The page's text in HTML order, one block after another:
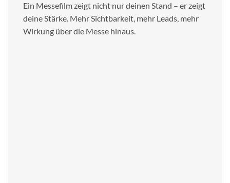
Ein Messefilm zeigt nicht nur deinen Stand – er zeigt
deine Stärke. Mehr Sichtbarkeit, mehr Leads, mehr
Wirkung über die Messe hinaus.